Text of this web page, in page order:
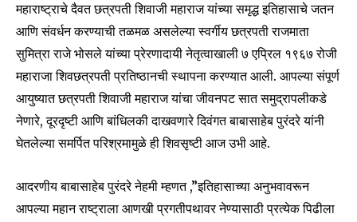
महाराष्ट्राचे दैवत छत्रपती शिवाजी महाराज यांच्या समृद्ध इतिहासाचे जतन
आणि संवर्धन करण्याची तळमळ असलेल्या स्वर्गीय छत्रपती राजमाता
सुमित्रा राजे भोसले यांच्या प्रेरणादायी नेतृत्वाखाली ७ एप्रिल १९६७ रोजी
महाराजा शिवछत्रपती प्रतिष्ठानची स्थापना करण्यात आली. आपल्या संपूर्ण
आयुष्यात छत्रपती शिवाजी महाराज यांचा जीवनपट सात समुद्रापलीकडे
नेणारे, दूरदृष्टी आणि बांधिलकी दाखवणारे दिवंगत बाबासाहेब पुरंदरे यांनी
घेतलेल्या समर्पित परिश्रमामुळे ही शिवसृष्टी आज उभी आहे.
आदरणीय बाबासाहेब पुरंदरे नेहमी म्हणत ,”इतिहासाच्या अनुभवावरून
आपल्या महान राष्ट्राला आणखी प्रगतीपथावर नेण्यासाठी प्रत्येक पिढीला